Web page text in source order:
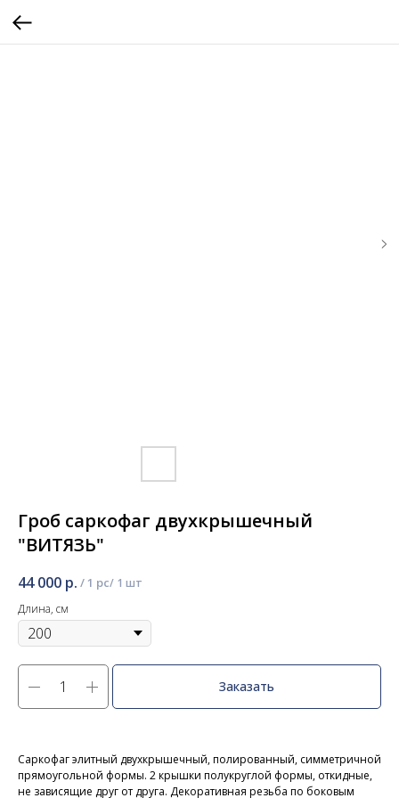
Гроб саркофаг двухкрышечный
"ВИТЯЗЬ"
44 000 р. / 1 pc
Длина, см
Заказать
Саркофаг элитный двухкрышечный, полированный, симметричной
прямоугольной формы. 2 крышки полукруглой формы, откидные,
не зависящие друг от друга. Декоративная резьба по боковым